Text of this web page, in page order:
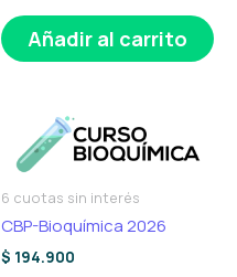
Añadir al carrito
6 cuotas sin interés
CBP-Bioquímica 2026
$ 194.900